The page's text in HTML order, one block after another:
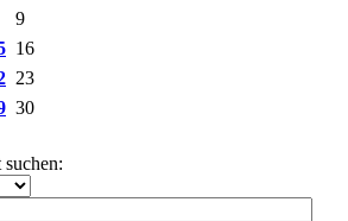
9
16
23
30